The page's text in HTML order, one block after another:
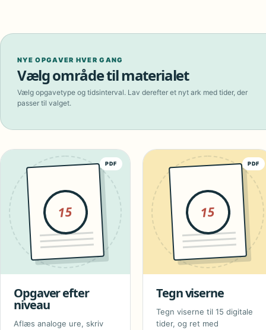
NYE OPGAVER HVER GANG
Vælg område til materialet
Vælg opgavetype og tidsinterval. Lav derefter et nyt ark med tider, der
passer til valget.
PDF
15
Opgaver efter
niveau
Aflæs analoge ure, skriv
PDF
15
Tegn viserne
Tegn viserne til 15 digitale
tider, og ret med